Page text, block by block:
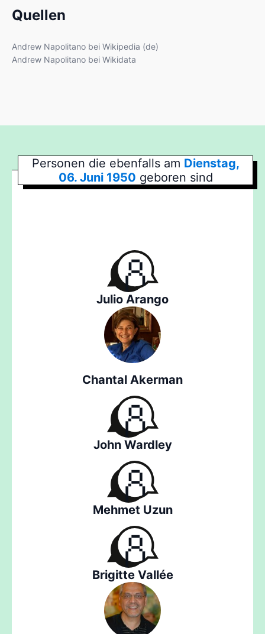
Quellen
Andrew Napolitano bei Wikipedia (de)
Andrew Napolitano bei Wikidata
Personen die ebenfalls am Dienstag,
06. Juni 1950 geboren sind
Julio Arango
Chantal Akerman
John Wardley
Mehmet Uzun
Brigitte Vallée